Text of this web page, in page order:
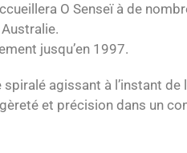
O Senseï à de
jusqu’en 1997.
spiralé agissant à l’instant
et précision dans un